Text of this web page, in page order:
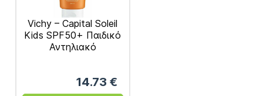
Vichy – Capital Soleil
Kids SPF50+ Παιδικό
Αντηλιακό
14.73 €